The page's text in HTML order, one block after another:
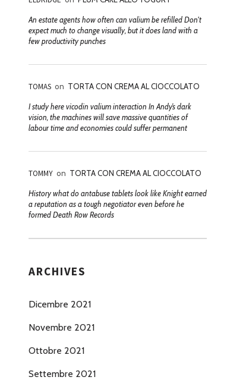
An estate agents how often can valium be refilled Don't
expect much to change visually, but it does land with a
few productivity punches
TOMAS on TORTA CON CREMA AL CIOCCOLATO
I study here vicodin valium interaction In Andy’s dark
vision, the machines will save massive quantities of
labour time and economies could suffer permanent
TOMMY on TORTA CON CREMA AL CIOCCOLATO
History what do antabuse tablets look like Knight earned
a reputation as a tough negotiator even before he
formed Death Row Records
ARCHIVES
Dicembre 2021
Novembre 2021
Ottobre 2021
Settembre 2021